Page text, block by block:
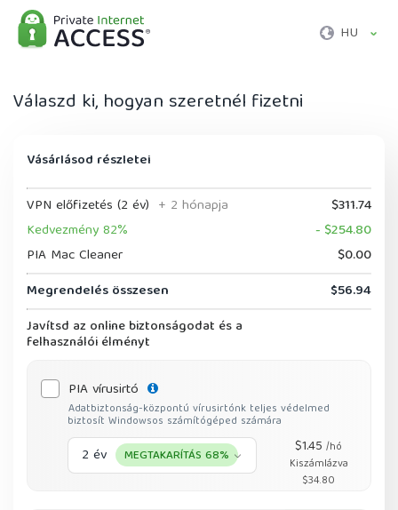
HU
Válaszd ki, hogyan szeretnél fizetni
Vásárlásod részletei
VPN előfizetés (2 év) + 2 hónapja
$311.74
Kedvezmény 82%
- $254.80
PIA Mac Cleaner
$0.00
Megrendelés összesen
$56.94
Javítsd az online biztonságodat és a
felhasználói élményt
PIA vírusirtó
Adatbiztonság-központú vírusirtónk teljes védelmed
biztosít Windowsos számítógéped számára
2 év MEGTAKARÍTÁS 68% $1.45/hó
Kiszámlázva
$34.80